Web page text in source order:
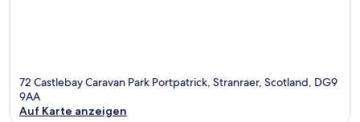
72 Castlebay Caravan Park Portpatrick, Stranraer, Scotland, DG9
9AA
Auf Karte anzeigen